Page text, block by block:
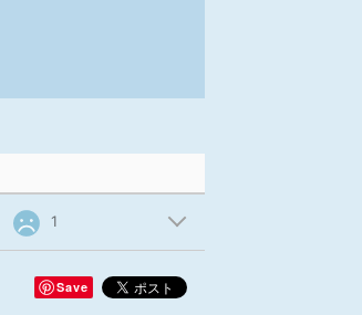
1
Save